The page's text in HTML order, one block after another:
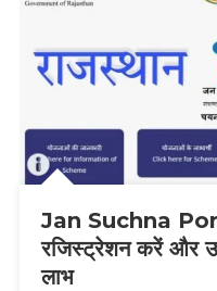
Jan Suchna
रजिस्ट्रेशन करें और
लाभ